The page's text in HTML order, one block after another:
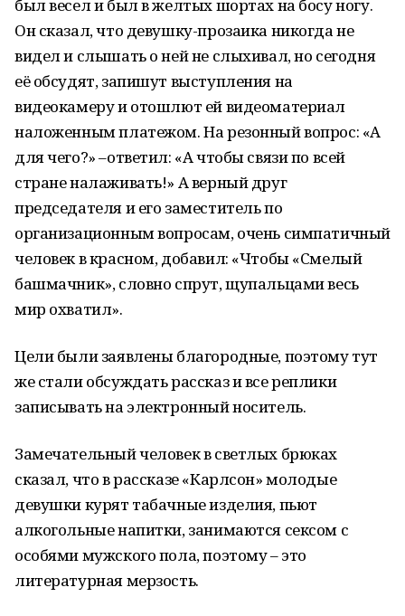
был весел и был в желтых шортах на босу ногу.
Он сказал, что девушку-прозаика никогда не
видел и слышать о ней не слыхивал, но сегодня
её обсудят, запишут выступления на
видеокамеру и отошлют ей видеоматериал
наложенным платежом. На резонный вопрос: «А
для чего?» –ответил: «А чтобы связи по всей
стране налаживать!» А верный друг
председателя и его заместитель по
организационным вопросам, очень симпатичный
человек в красном, добавил: «Чтобы «Смелый
башмачник», словно спрут, щупальцами весь
мир охватил».
Цели были заявлены благородные, поэтому тут
же стали обсуждать рассказ и все реплики
записывать на электронный носитель.
Замечательный человек в светлых брюках
сказал, что в рассказе «Карлсон» молодые
девушки курят табачные изделия, пьют
алкогольные напитки, занимаются сексом с
особями мужского пола, поэтому – это
литературная мерзость.